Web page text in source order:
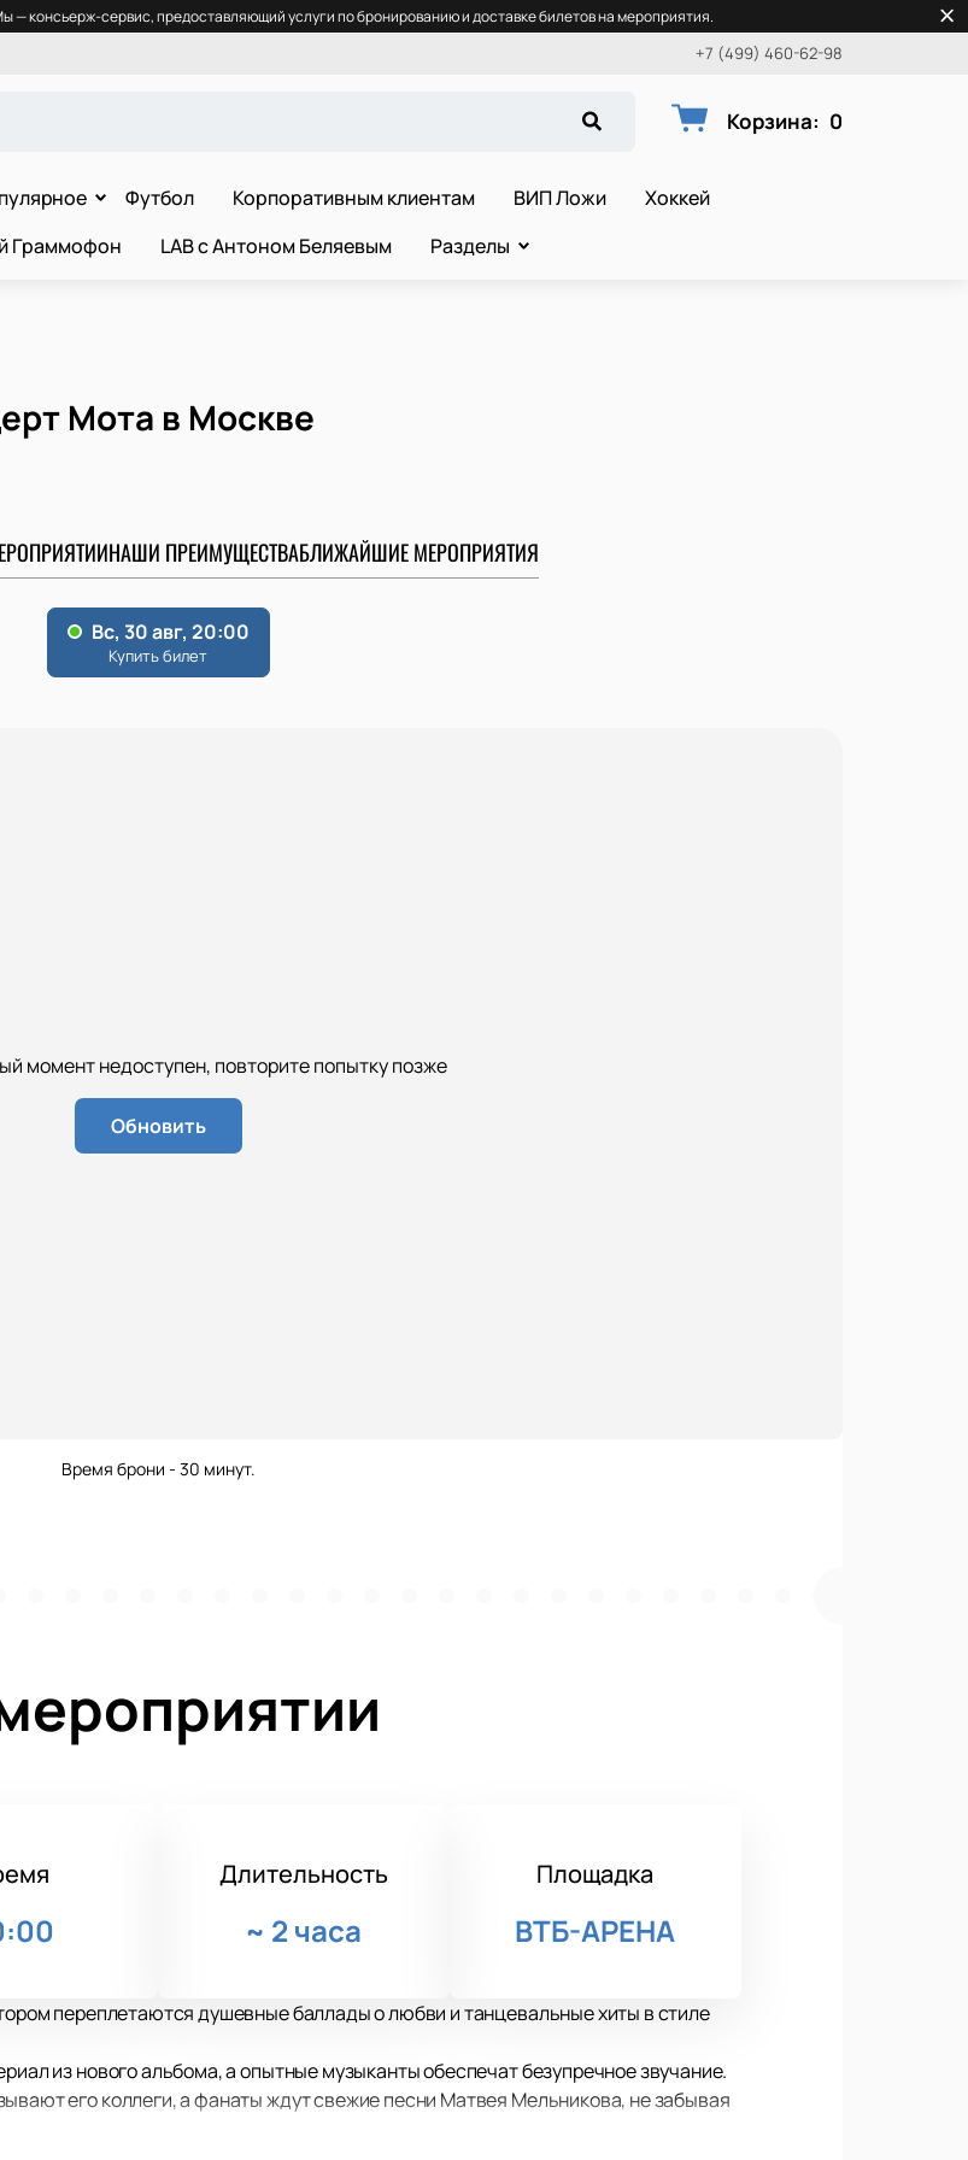
консьерж-сервис, предоставляющий услуги по бронированию и доставке билетов на мероприятия.
+7 (499) 460-62-98
Корзина: 0
Футбол Корпоративным клиентам ВИП Ложи
Хоккей
Граммофон LAB с Антоном Беляевым Разделы
Мота в Москве
НАШИ ПРЕИМУЩЕСТВАБЛИЖАЙШИЕ МЕРОПРИЯТИЯ
момент недоступен, повторите попытку позже
Обновить
Время брони - 30 минут.
Длительность
~ 2 часа
Площадка
ВТБ-АРЕНА
переплетаются душевные баллады о любви и танцевальные хиты в стиле
из нового альбома, а опытные музыканты обеспечат безупречное звучание.
его коллеги, а фанаты ждут свежие песни Матвея Мельникова, не забывая